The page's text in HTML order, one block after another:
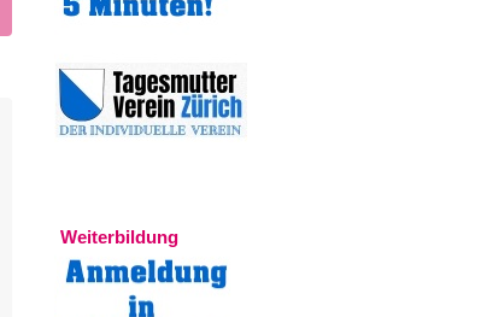
Weiterbildung